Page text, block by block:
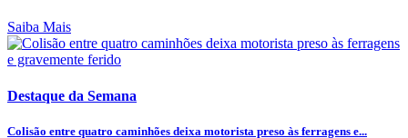
Saiba Mais
Destaque da Semana
Colisão entre quatro caminhões deixa motorista preso às ferragens e...